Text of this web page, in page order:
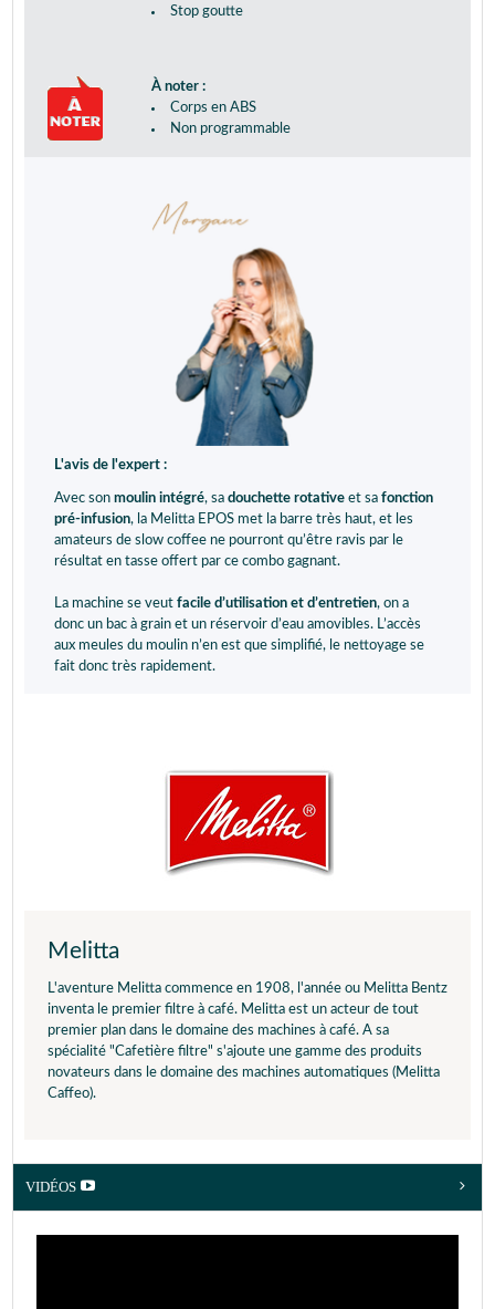
Stop goutte
À noter :
Corps en ABS
Non programmable
L'avis de l'expert :
Avec son moulin intégré, sa douchette rotative et sa fonction
pré-infusion, la Melitta EPOS met la barre très haut, et les
amateurs de slow coffee ne pourront qu’être ravis par le
résultat en tasse offert par ce combo gagnant.
La machine se veut facile d’utilisation et d’entretien, on a
donc un bac à grain et un réservoir d’eau amovibles. L’accès
aux meules du moulin n’en est que simplifié, le nettoyage se
fait donc très rapidement.
Melitta
L'aventure Melitta commence en 1908, l'année ou Melitta Bentz
inventa le premier filtre à café. Melitta est un acteur de tout
premier plan dans le domaine des machines à café. A sa
spécialité "Cafetière filtre" s'ajoute une gamme des produits
novateurs dans le domaine des machines automatiques (Melitta
Caffeo).
VIDÉOS